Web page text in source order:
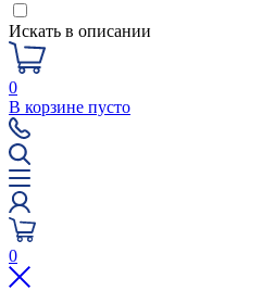
Искать в описании
0
В корзине пусто
0